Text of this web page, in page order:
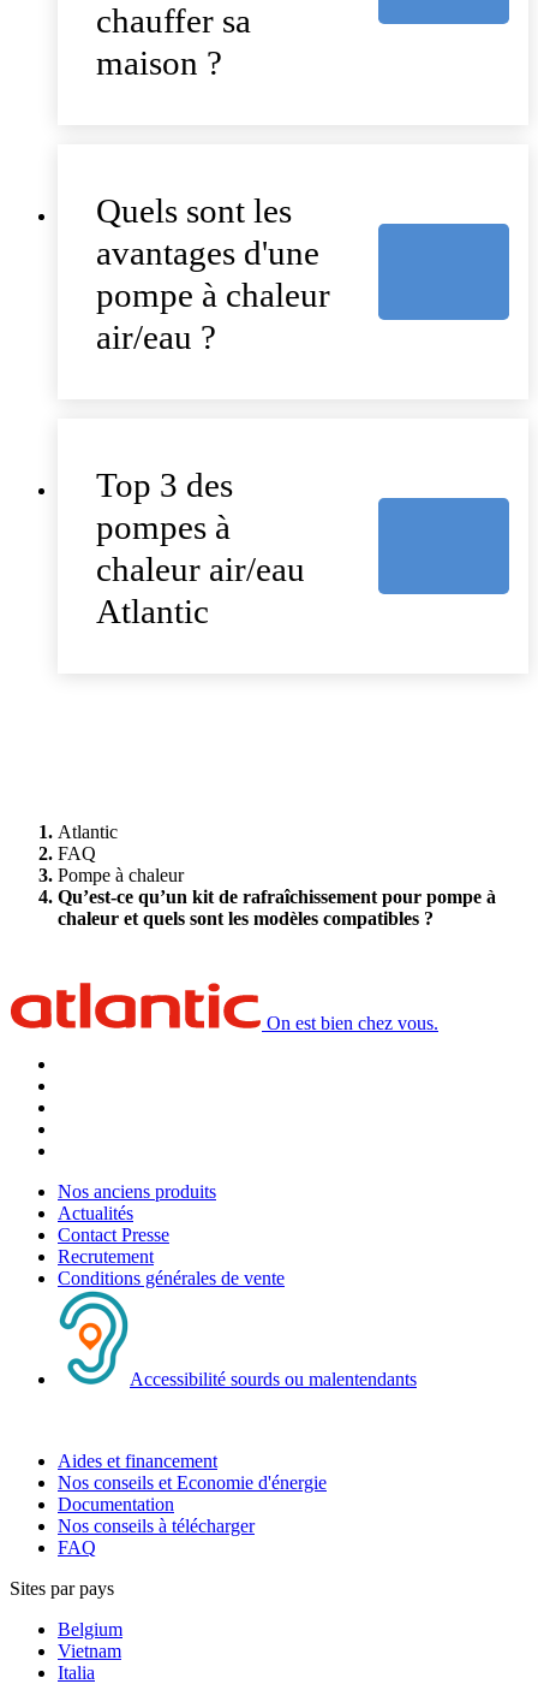
chauffer sa
maison ?
Quels sont les
avantages d'une
pompe à chaleur
air/eau ?
Top 3 des
pompes à
chaleur air/eau
Atlantic
Atlantic
FAQ
Pompe à chaleur
Qu’est-ce qu’un kit de rafraîchissement pour pompe à
chaleur et quels sont les modèles compatibles ?
On est bien chez vous.
Nos anciens produits
Actualités
Contact Presse
Recrutement
Conditions générales de vente
Accessibilité sourds ou malentendants
Aides et financement
Nos conseils et Economie d'énergie
Documentation
Nos conseils à télécharger
FAQ
Sites par pays
Belgium
Vietnam
Italia